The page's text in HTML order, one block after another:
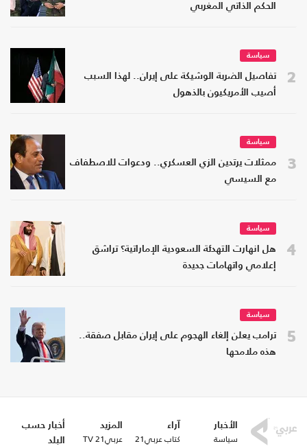
الحكم الذاتي المغربي
2
سياسة
تفاصيل الضربة الوشيكة على إيران.. لهذا السبب
أصيب الأمريكيون بالذهول
3
سياسة
ممثلات يرتدين الزي العسكري.. ودعوات للاصطفاف
مع السيسي
4
سياسة
هل انهارت التهدئة السعودية الإماراتية؟ تراشق
إعلامي واتهامات جديدة
5
سياسة
ترامب يعلن إلغاء الهجوم على إيران مقابل صفقة..
هذه ملامحها
الأخبار
سياسة
آراء
كتاب عربي21
المزيد
عربي21 TV
أخبار حسب
البلد